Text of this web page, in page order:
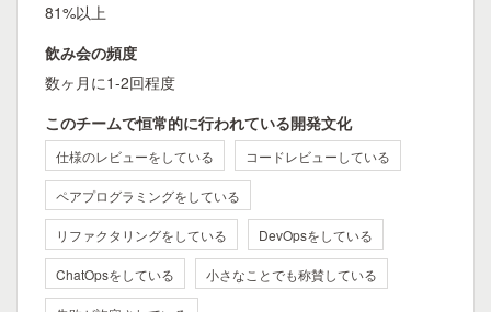
81%以上
飲み会の頻度
数ヶ月に1-2回程度
このチームで恒常的に行われている開発文化
仕様のレビューをしている コードレビューしている
ペアプログラミングをしている
リファクタリングをしている DevOpsをしている
ChatOpsをしている 小さなことでも称賛している